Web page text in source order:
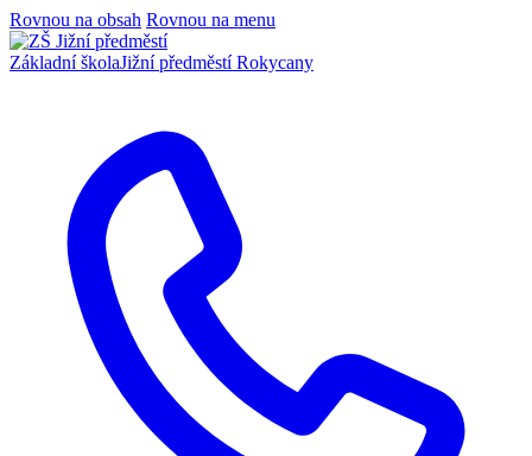
Rovnou na obsah Rovnou na menu
Základní školaJižní předměstí Rokycany